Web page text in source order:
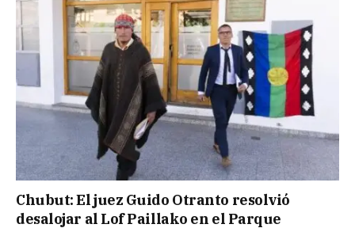
Chubut: El juez Guido Otranto resolvió
desalojar al Lof Paillako en el Parque